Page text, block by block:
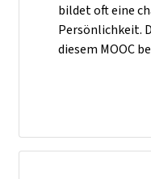
bildet oft eine
Persönlichkeit.
diesem MOOC